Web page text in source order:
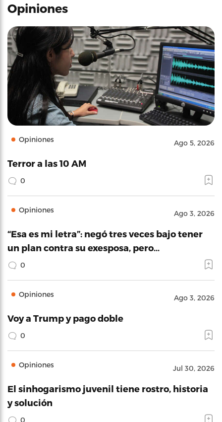
Opiniones
Opiniones Ago 5, 2026
Terror a las 10 AM
0
Opiniones Ago 3, 2026
“Esa es mi letra”: negó tres veces bajo tener
un plan contra su exesposa, pero…
0
Opiniones Ago 3, 2026
Voy a Trump y pago doble
0
Opiniones Jul 30, 2026
El sinhogarismo juvenil tiene rostro, historia
y solución
0